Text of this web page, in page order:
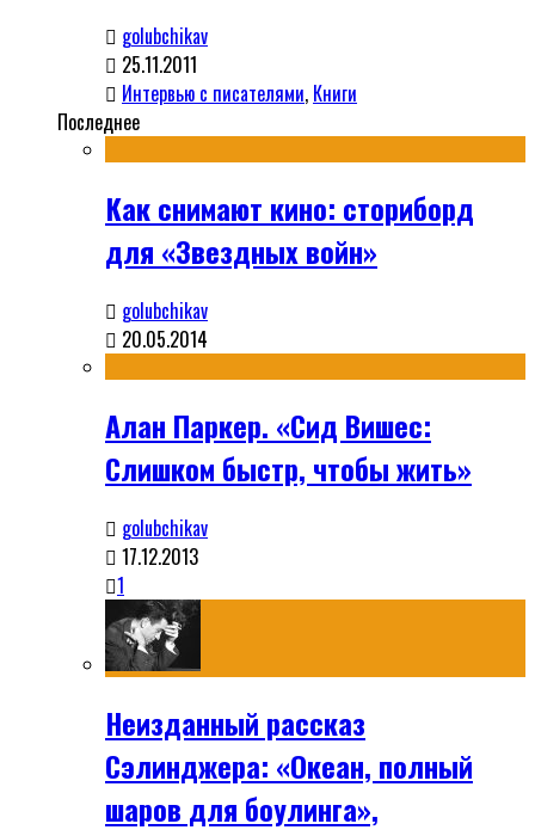
golubchikav
25.11.2011
Интервью с писателями, Книги
Последнее
Как снимают кино: сториборд
для «Звездных войн»
golubchikav
20.05.2014
Алан Паркер. «Сид Вишес:
Слишком быстр, чтобы жить»
golubchikav
17.12.2013
1
Неизданный рассказ
Сэлинджера: «Океан, полный
шаров для боулинга»,